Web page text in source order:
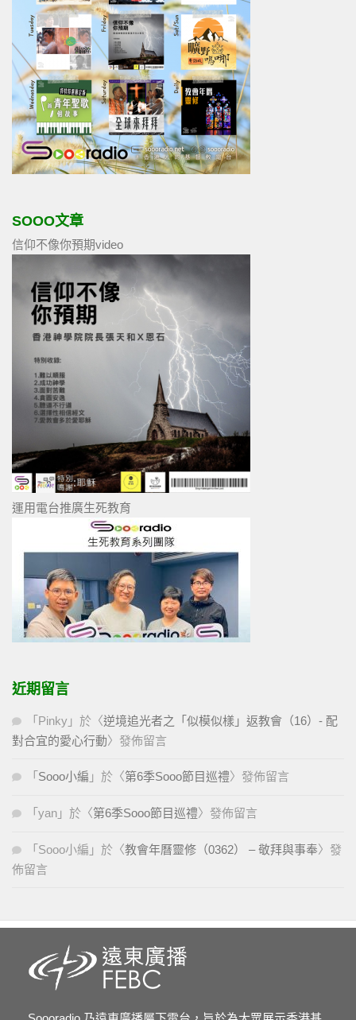
SOOO文章
信仰不像你預期video
運用電台推廣生死教育
近期留言
「 Pinky 」於〈逆境追光者之「似模似樣」返教會（16）- 配
對合宜的愛心行動〉發佈留言
「 Sooo小編 」於〈第6季Sooo節目巡禮〉發佈留言
「 yan 」於〈第6季Sooo節目巡禮〉發佈留言
「 Sooo小編 」於〈教會年曆靈修（0362） – 敬拜與事奉〉發
佈留言